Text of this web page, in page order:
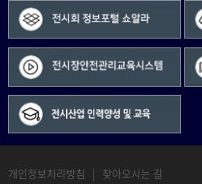
개인정보처리방침 | 찾아오시는 길